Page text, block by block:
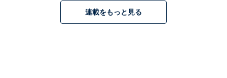
連載をもっと見る